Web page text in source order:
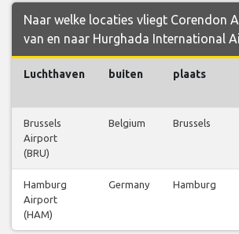
Naar welke locaties vliegt Corendon
van en naar Hurghada International
Luchthaven buiten plaats
Brussels
Airport
(BRU)
Belgium Brussels
Hamburg
Airport
(HAM)
Germany Hamburg